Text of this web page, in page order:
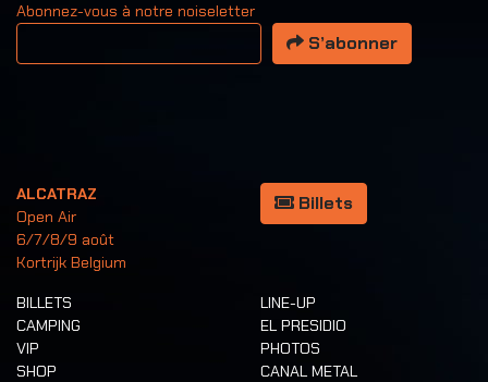
Abonnez-vous à notre noiseletter
Votre adresse email
S’abonner
ALCATRAZ
Open Air
6/7/8/9 août
Kortrijk Belgium
Billets
BILLETS
CAMPING
VIP
SHOP
LINE-UP
EL PRESIDIO
PHOTOS
CANAL METAL